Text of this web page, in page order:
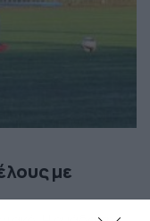
με